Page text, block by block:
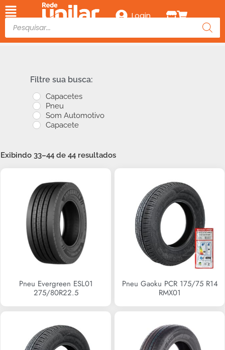
Login
Filtre sua busca:
Capacetes
Pneu
Som Automotivo
Capacete
Exibindo 33–44 de 44 resultados
Pneu Evergreen ESL01
275/80R22.5
Pneu Gaoku PCR 175/75 R14
RMX01